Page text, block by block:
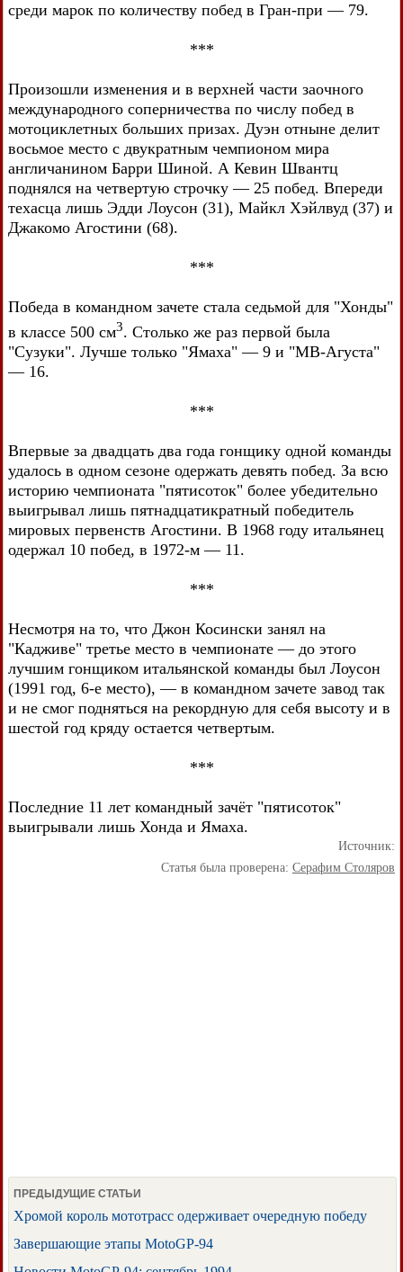
среди марок по количеству побед в Гран-при — 79.
***
Произошли изменения и в верхней части заочного
международного соперничества по числу побед в
мотоциклетных больших призах. Дуэн отныне делит
восьмое место с двукратным чемпионом мира
англичанином Барри Шиной. А Кевин Швантц
поднялся на четвертую строчку — 25 побед. Впереди
техасца лишь Эдди Лоусон (31), Майкл Хэйлвуд (37) и
Джакомо Агостини (68).
***
Победа в командном зачете стала седьмой для "Хонды"
в классе 500 см3. Столько же раз первой была
"Сузуки". Лучше только "Ямаха" — 9 и "МВ-Агуста"
— 16.
***
Впервые за двадцать два года гонщику одной команды
удалось в одном сезоне одержать девять побед. За всю
историю чемпионата "пятисоток" более убедительно
выигрывал лишь пятнадцатикратный победитель
мировых первенств Агостини. В 1968 году итальянец
одержал 10 побед, в 1972-м — 11.
***
Несмотря на то, что Джон Косински занял на
"Кадживе" третье место в чемпионате — до этого
лучшим гонщиком итальянской команды был Лоусон
(1991 год, 6-е место), — в командном зачете завод так
и не смог подняться на рекордную для себя высоту и в
шестой год кряду остается четвертым.
***
Последние 11 лет командный зачёт "пятисоток"
выигрывали лишь Хонда и Ямаха.
Источник:
Статья была проверена: Серафим Столяров
ПРЕДЫДУЩИЕ СТАТЬИ
Хромой король мототрасс одерживает очередную победу
Завершающие этапы MotoGP-94